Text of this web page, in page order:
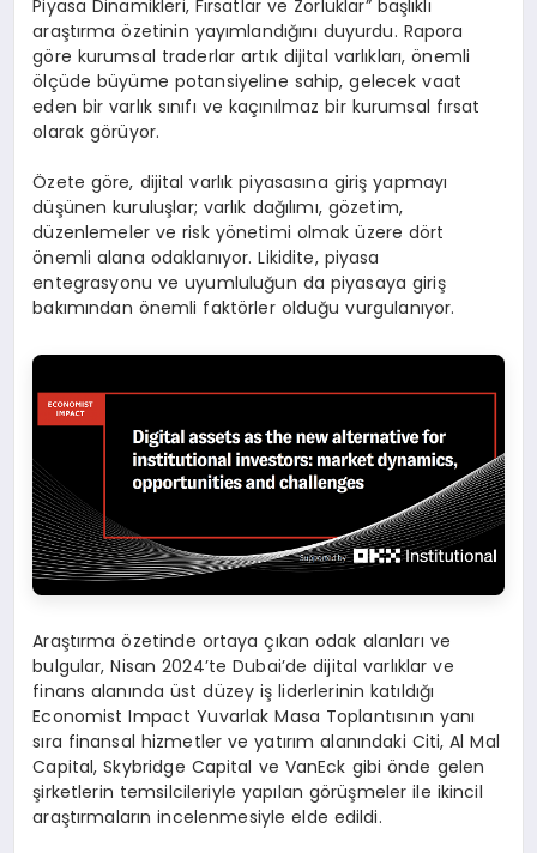
Piyasa Dinamikleri, Fırsatlar ve Zorluklar” başlıklı
araştırma özetinin yayımlandığını duyurdu. Rapora
göre kurumsal traderlar artık dijital varlıkları, önemli
ölçüde büyüme potansiyeline sahip, gelecek vaat
eden bir varlık sınıfı ve kaçınılmaz bir kurumsal fırsat
olarak görüyor.
Özete göre, dijital varlık piyasasına giriş yapmayı
düşünen kuruluşlar; varlık dağılımı, gözetim,
düzenlemeler ve risk yönetimi olmak üzere dört
önemli alana odaklanıyor. Likidite, piyasa
entegrasyonu ve uyumluluğun da piyasaya giriş
bakımından önemli faktörler olduğu vurgulanıyor.
Araştırma özetinde ortaya çıkan odak alanları ve
bulgular, Nisan 2024’te Dubai’de dijital varlıklar ve
finans alanında üst düzey iş liderlerinin katıldığı
Economist Impact Yuvarlak Masa Toplantısının yanı
sıra finansal hizmetler ve yatırım alanındaki Citi, Al Mal
Capital, Skybridge Capital ve VanEck gibi önde gelen
şirketlerin temsilcileriyle yapılan görüşmeler ile ikincil
araştırmaların incelenmesiyle elde edildi.